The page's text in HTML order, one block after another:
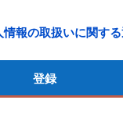
情報の取扱いに関す